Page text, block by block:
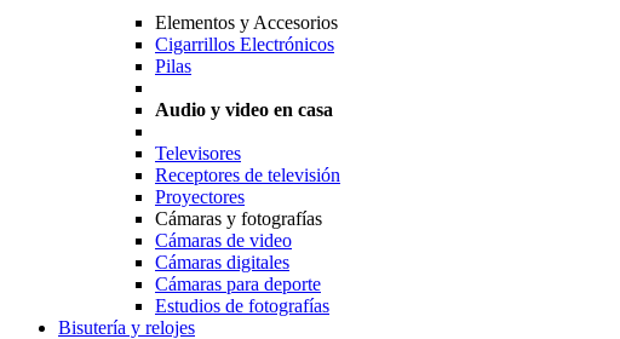
Elementos y Accesorios
Cigarrillos Electrónicos
Pilas
Audio y video en casa
Televisores
Receptores de televisión
Proyectores
Cámaras y fotografías
Cámaras de video
Cámaras digitales
Cámaras para deporte
Estudios de fotografías
Bisutería y relojes